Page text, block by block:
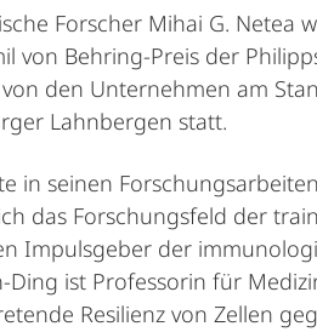
Forscher Mihai G. Netea
von Behring-Preis der
den Unternehmen am
Lahnbergen statt.
in seinen
das Forschungsfeld der
Impulsgeber der
Ding ist Professorin für
Resilienz von Zellen